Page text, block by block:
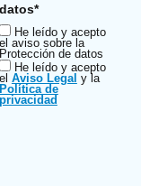
datos*
He leído y acepto
el aviso sobre la
Protección de datos
He leído y acepto
el Aviso Legal y la
Política de
privacidad